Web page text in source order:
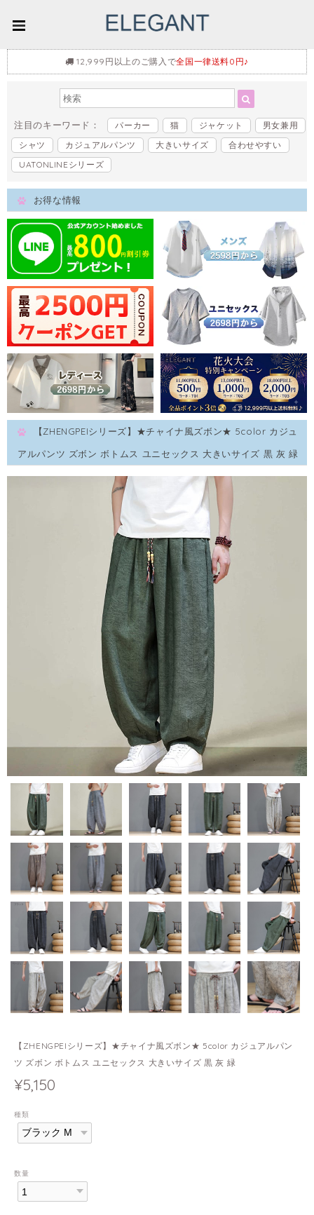
12,999円以上のご購入で全国一律送料0円♪
注目のキーワード： パーカー 猫 ジャケット
男女兼用
シャツ
カジュアルパンツ 大きいサイズ
合わせやすい
UATONLINEシリーズ
お得な情報
【ZHENGPEIシリーズ】★チャイナ風ズボン★ 5color カジュ
アルパンツ ズボン ボトムス ユニセックス 大きいサイズ 黒 灰 緑
【ZHENGPEIシリーズ】★チャイナ風ズボン★ 5color カジュアルパン
ツ ズボン ボトムス ユニセックス 大きいサイズ 黒 灰 緑
¥5,150
種類
数量